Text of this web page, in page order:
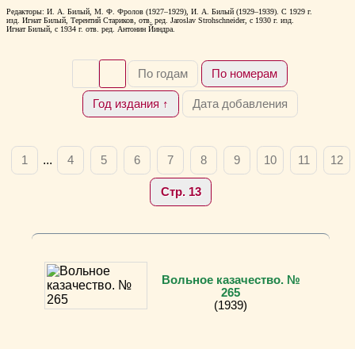
Редакторы: И. А. Билый, М. Ф. Фролов (1927–1929), И. А. Билый (1929–1939). С 1929 г.
изд. Игнат Билый, Терентий Стариков, отв. ред. Jaroslav Strohschneider, с 1930 г. изд.
Игнат Билый, с 1934 г. отв. ред. Антонин Йиндра.
По годам По номерам
Год издания ↑ Дата добавления
1 ... 4 5 6 7 8 9 10 11 12
Стр. 13
Вольное казачество. №
265
(1939)